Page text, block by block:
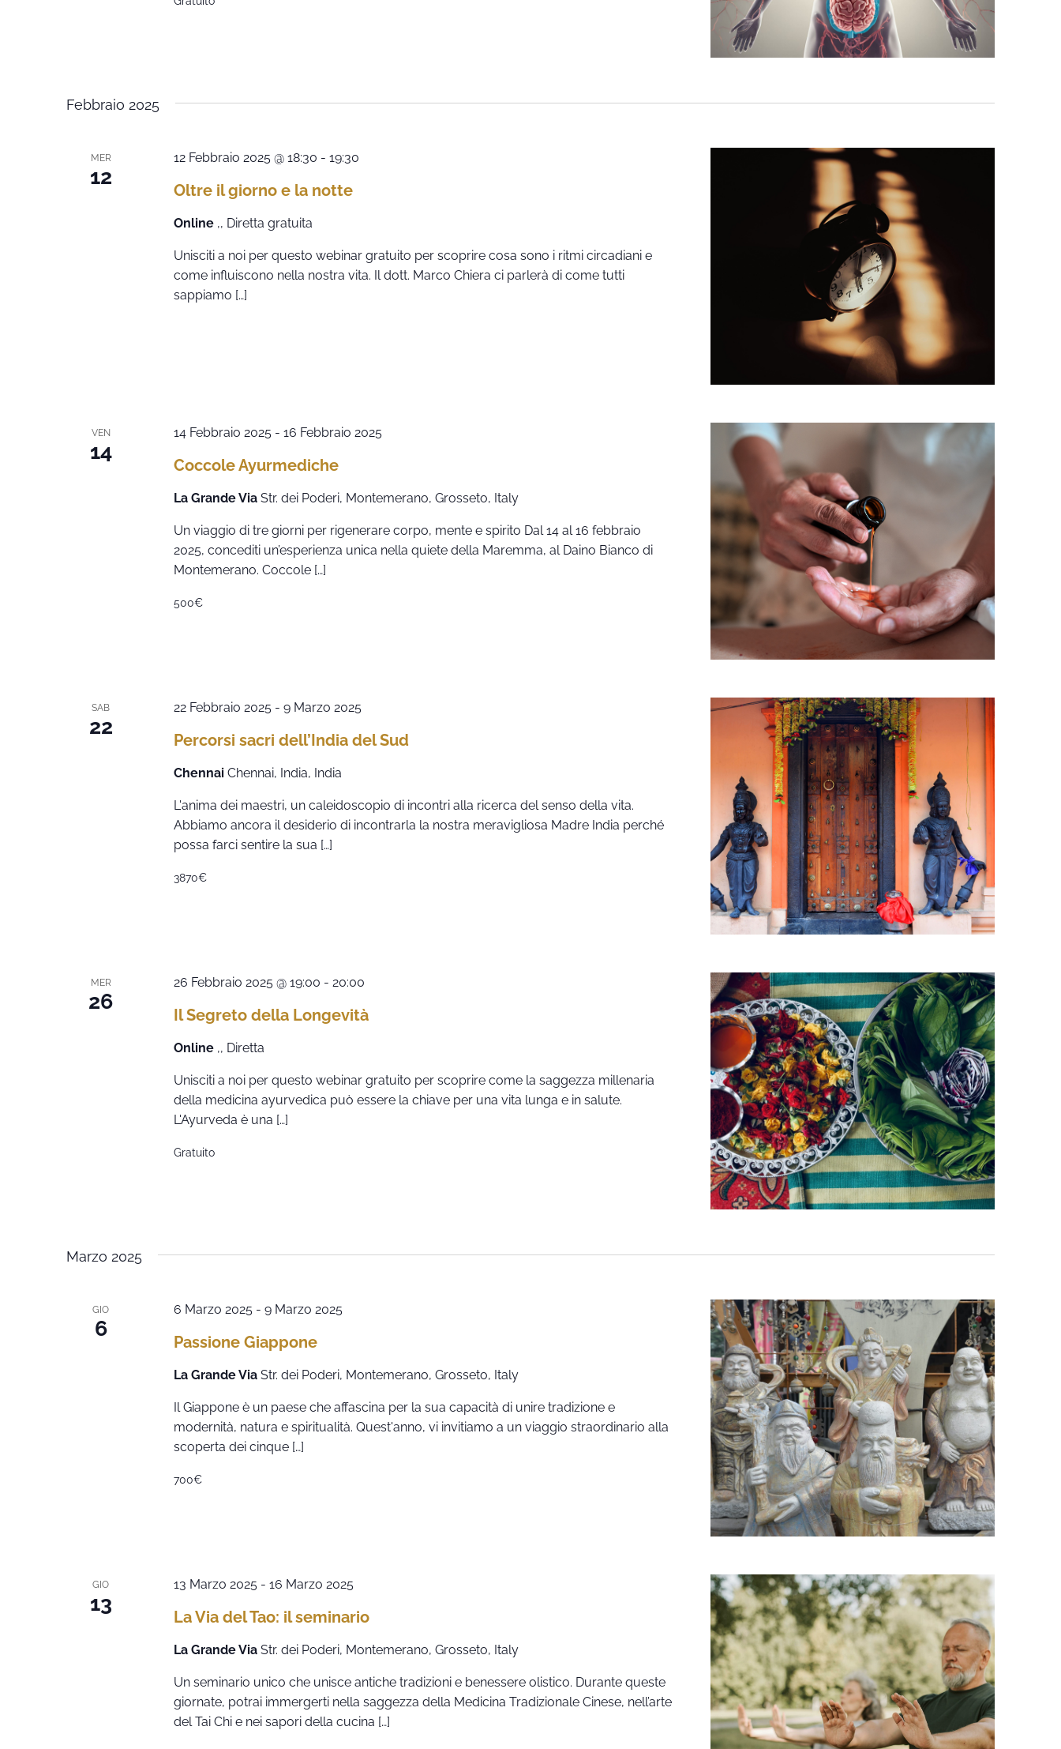
Febbraio 2025
MER
12
Oltre il giorno e la notte
12 Febbraio 2025 @ 18:30 - 19:30
Online ,, Diretta gratuita
Unisciti a noi per questo webinar gratuito per scoprire cosa sono i ritmi circadiani e
come influiscono nella nostra vita. Il dott. Marco Chiera ci parlerà di come tutti
sappiamo […]
VEN
14
Coccole Ayurmediche
14 Febbraio 2025- 16 Febbraio 2025
La Grande Via Str. dei Poderi, Montemerano, Grosseto, Italy
Un viaggio di tre giorni per rigenerare corpo, mente e spirito Dal 14 al 16 febbraio
2025, concediti un’esperienza unica nella quiete della Maremma, al Daino Bianco di
Montemerano. Coccole […]
500€
SAB
22
Percorsi sacri dell’India del Sud
22 Febbraio 2025- 9 Marzo 2025
Chennai Chennai, India, India
L'anima dei maestri, un caleidoscopio di incontri alla ricerca del senso della vita.
Abbiamo ancora il desiderio di incontrarla la nostra meravigliosa Madre India perché
possa farci sentire la sua […]
3870€
MER
26
Il Segreto della Longevità
26 Febbraio 2025 @ 19:00 - 20:00
Online ,, Diretta
Unisciti a noi per questo webinar gratuito per scoprire come la saggezza millenaria
della medicina ayurvedica può essere la chiave per una vita lunga e in salute.
L'Ayurveda è una […]
Gratuito
Marzo 2025
GIO
6
Passione Giappone
6 Marzo 2025- 9 Marzo 2025
La Grande Via Str. dei Poderi, Montemerano, Grosseto, Italy
Il Giappone è un paese che affascina per la sua capacità di unire tradizione e
modernità, natura e spiritualità. Quest'anno, vi invitiamo a un viaggio straordinario alla
scoperta dei cinque […]
700€
GIO
13
La Via del Tao: il seminario
13 Marzo 2025- 16 Marzo 2025
La Grande Via Str. dei Poderi, Montemerano, Grosseto, Italy
Un seminario unico che unisce antiche tradizioni e benessere olistico. Durante queste
giornate, potrai immergerti nella saggezza della Medicina Tradizionale Cinese, nell’arte
del Tai Chi e nei sapori della cucina […]